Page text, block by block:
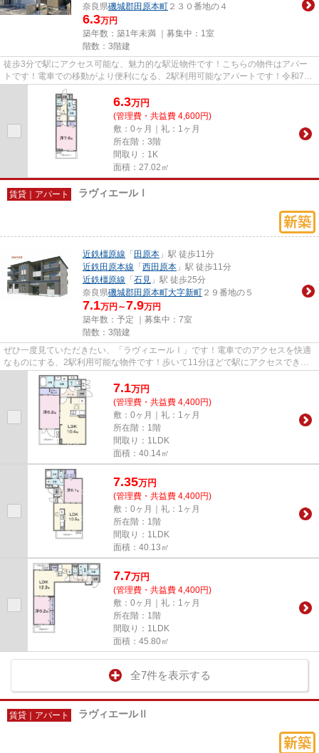
奈良県磯城郡田原本町 ２３０番地の４
6.3万円
築年数：築1年未満 ｜募集中： 1室
階数：3階建
徒歩3分で駅にアクセス可能な、魅力的な駅近物件です！こちらの物件はアパー
トです！電車での移動がより便利になる、2駅利用可能なアパートです！令和7年
築のコチラの物件は、落ち着き...
6.3万円
(管理費・共益費 4,600円)
敷：0ヶ月｜礼：1ヶ月
所在階：3階
間取り：1K
面積：27.02㎡
賃貸｜アパート ラヴィエールⅠ
近鉄橿原線 「 田原本 」駅 徒歩11分
近鉄田原本線 「 西田原本 」駅 徒歩11分
近鉄橿原線 「 石見 」駅 徒歩25分
奈良県磯城郡田原本町大字新町 ２９番地の５
7.1万円～7.9万円
築年数：予定 ｜募集中： 7室
階数：3階建
ぜひ一度見ていただきたい、「ラヴィエールⅠ」です！電車でのアクセスを快適
なものにする、2駅利用可能な物件です！歩いて11分ほどで駅にアクセスでき
る、立地の良さも魅力の物件です...
7.1万円
(管理費・共益費 4,400円)
敷：0ヶ月｜礼：1ヶ月
所在階：1階
間取り：1LDK
面積：40.14㎡
7.35万円
(管理費・共益費 4,400円)
敷：0ヶ月｜礼：1ヶ月
所在階：1階
間取り：1LDK
面積：40.13㎡
7.7万円
(管理費・共益費 4,400円)
敷：0ヶ月｜礼：1ヶ月
所在階：1階
間取り：1LDK
面積：45.80㎡
全7件を表示する
賃貸｜アパート ラヴィエールⅡ